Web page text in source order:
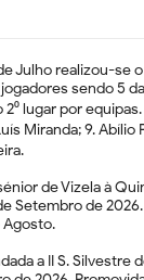
Julho realizou-se
sendo 5
lugar por
Miranda; 9. Abílio
de Vizela à
Setembro de
Agosto.
a II S. Silvestre